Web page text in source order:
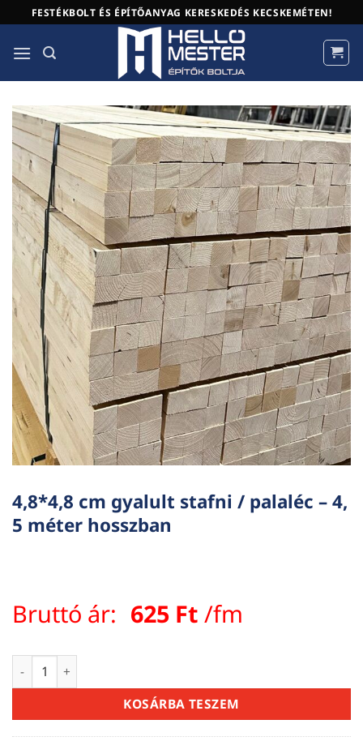
to
content
FESTÉKBOLT ÉS ÉPÍTŐANYAG KERESKEDÉS KECSKEMÉTEN!
4,8*4,8 cm gyalult stafni / palaléc – 4,
5 méter hosszban
Bruttó ár: 625 Ft /fm
4,8*4,8 cm gyalult stafni / palaléc - 4, 5 méter hosszban
KOSÁRBA TESZEM